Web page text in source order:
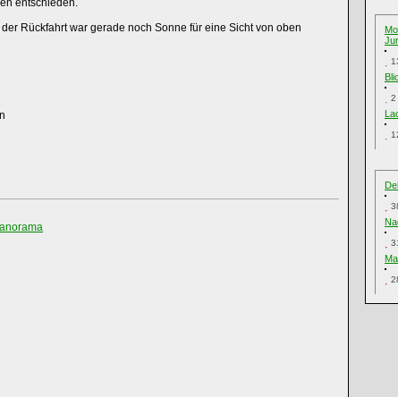
entschieden.
Rückfahrt war gerade noch Sonne für eine Sicht von oben
2